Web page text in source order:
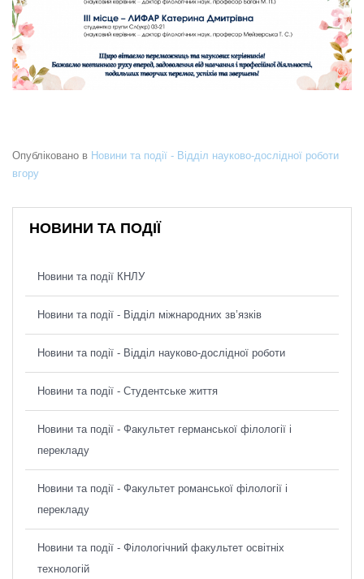
Опубліковано в Новини та події - Відділ науково-дослідної роботи
вгору
НОВИНИ ТА ПОДІЇ
Новини та події КНЛУ
Новини та події - Відділ міжнародних зв’язків
Новини та події - Відділ науково-дослідної роботи
Новини та події - Студентське життя
Новини та події - Факультет германської філології і
перекладу
Новини та події - Факультет романської філології і
перекладу
Новини та події - Філологічний факультет освітніх
технологій